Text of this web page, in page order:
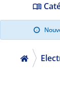
menu_book
info